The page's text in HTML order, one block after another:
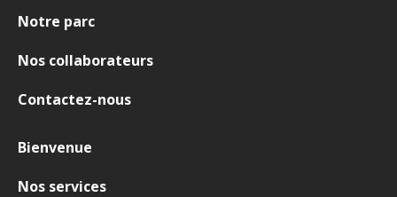
Notre parc
Nos collaborateurs
Contactez-nous
Bienvenue
Nos services